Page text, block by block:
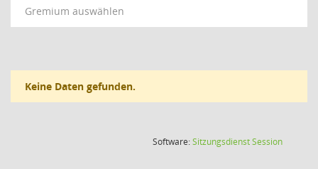
Gremium auswählen
Keine Daten gefunden.
Software:SitzungsdienstSession(Wird in